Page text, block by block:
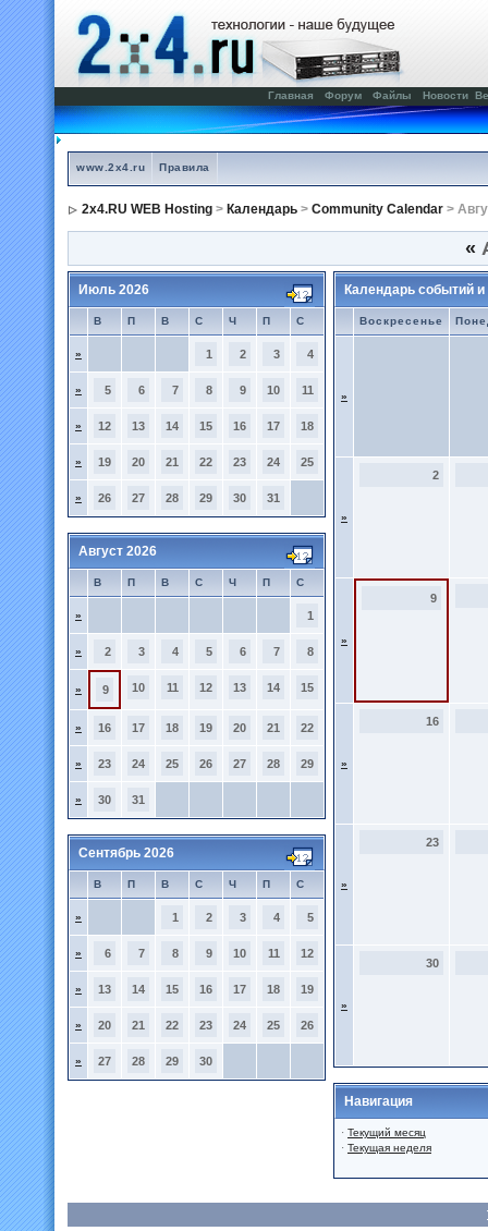
Главная Форум Файлы Новости
www.2x4.ru Правила
2x4.RU WEB Hosting > Календарь > Community Calendar >
«
Июль 2026
В П В С Ч П С
» 1 2 3 4
» 5 6 7 8 9 10 11
» 12 13 14 15 16 17 18
» 19 20 21 22 23 24 25
» 26 27 28 29 30 31
Август 2026
В П В С Ч П С
» 1
» 2 3 4 5 6 7 8
» 9 10 11 12 13 14 15
» 16 17 18 19 20 21 22
» 23 24 25 26 27 28 29
» 30 31
Сентябрь 2026
В П В С Ч П С
» 1 2 3 4 5
» 6 7 8 9 10 11 12
» 13 14 15 16 17 18 19
» 20 21 22 23 24 25 26
» 27 28 29 30
Календарь событий
Воскресенье
»
»
2
»
9
»
16
»
23
»
30
Навигация
· Текущий месяц
· Текущая неделя